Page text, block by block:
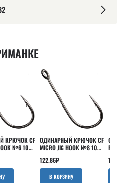
КРЮЧОК CF
№6 10
ОДИНАРНЫЙ КРЮЧОК CF
MICRO JIG HOOK №8 10
122.86₽
В КОРЗИНУ
160.95